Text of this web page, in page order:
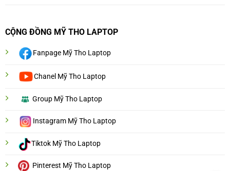
CỘNG ĐỒNG MỸ THO LAPTOP
Fanpage Mỹ Tho Laptop
Chanel Mỹ Tho Laptop
Group Mỹ Tho Laptop
Instagram Mỹ Tho Laptop
Tiktok Mỹ Tho Laptop
Pinterest Mỹ Tho Laptop